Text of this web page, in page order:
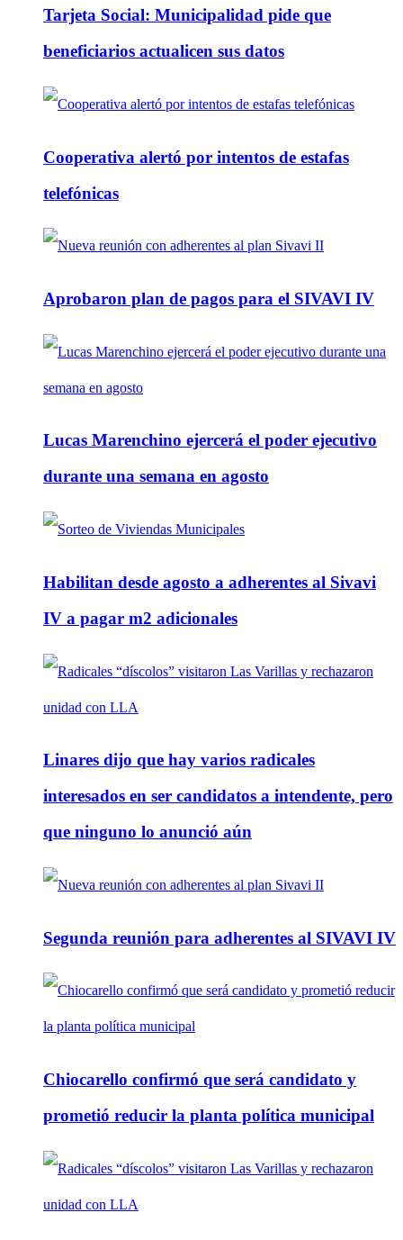
Tarjeta Social: Municipalidad pide que
beneficiarios actualicen sus datos
Cooperativa alertó por intentos de estafas
telefónicas
Aprobaron plan de pagos para el SIVAVI IV
Lucas Marenchino ejercerá el poder ejecutivo
durante una semana en agosto
Habilitan desde agosto a adherentes al Sivavi
IV a pagar m2 adicionales
Linares dijo que hay varios radicales
interesados en ser candidatos a intendente, pero
que ninguno lo anunció aún
Segunda reunión para adherentes al SIVAVI IV
Chiocarello confirmó que será candidato y
prometió reducir la planta política municipal